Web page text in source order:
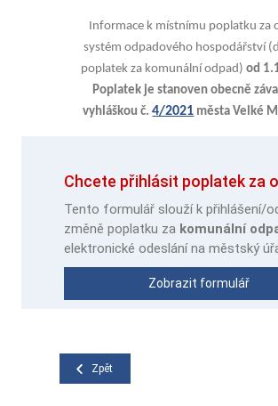
Informace k místnímu poplatku za
systém odpadového hospodářství
poplatek za komunální odpad) od
Poplatek je stanoven obecně
vyhláškou č.4/2021 města Velké
Chcete přihlásit poplatek za
Tento formulář slouží k přihlášení/
změně poplatku za komunální
elektronické odeslání na městský
Zobrazit formulář
Zpět